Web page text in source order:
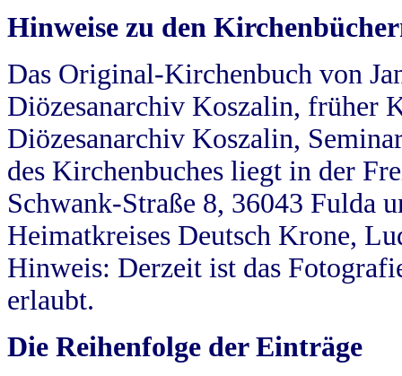
Hinweise zu den
Das Original-Kirchenbuch von
Diözesanarchiv Koszalin, früher
Diözesanarchiv Koszalin,
des Kirchenbuches liegt in der
Schwank-Straße 8, 36043 Fulda
Heimatkreises Deutsch Krone,
Hinweis: Derzeit ist das
erlaubt.
Die Reihenfolge der Einträge